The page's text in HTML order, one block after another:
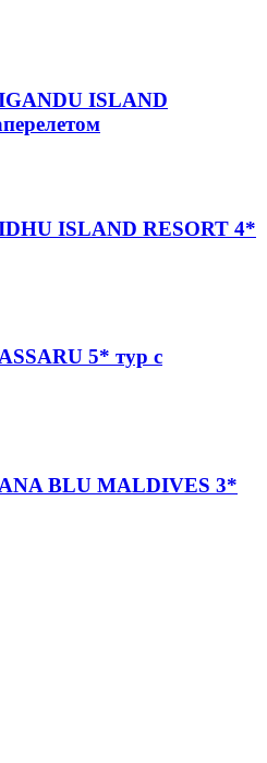
ISLAND
ISLAND RESORT 4*
5* тур с
BLU MALDIVES 3*